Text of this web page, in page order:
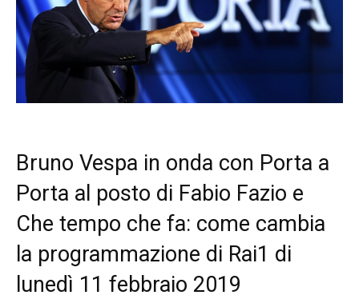
Bruno Vespa in onda con Porta a
Porta al posto di Fabio Fazio e
Che tempo che fa: come cambia
la programmazione di Rai1 di
lunedì 11 febbraio 2019